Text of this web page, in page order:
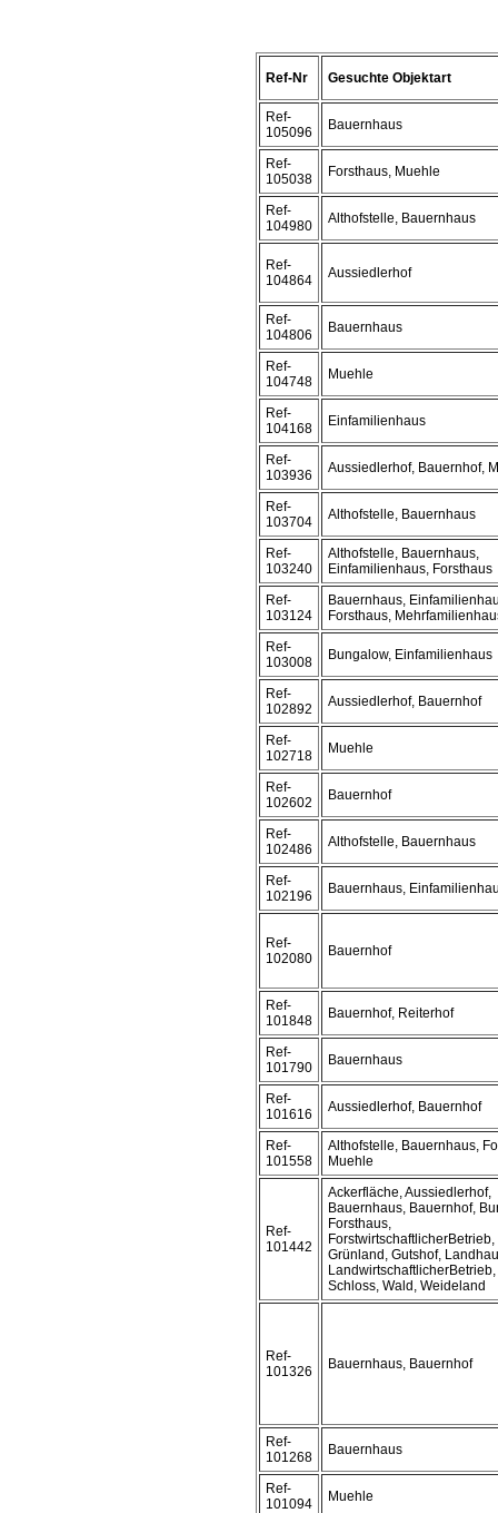
Ref-Nr Gesuchte Objektart
Ref-
105096
Bauernhaus
Ref-
105038
Forsthaus, Muehle
Ref-
104980
Althofstelle, Bauernhaus
Ref-
104864
Aussiedlerhof
Ref-
104806
Bauernhaus
Ref-
104748
Muehle
Ref-
104168
Einfamilienhaus
Ref-
103936
Aussiedlerhof, Bauernhof,
Ref-
103704
Althofstelle, Bauernhaus
Ref-
103240
Althofstelle, Bauernhaus,
Einfamilienhaus, Forsthaus
Ref-
103124
Bauernhaus,
Forsthaus,
Ref-
103008
Bungalow, Einfamilienhaus
Ref-
102892
Aussiedlerhof, Bauernhof
Ref-
102718
Muehle
Ref-
102602
Bauernhof
Ref-
102486
Althofstelle, Bauernhaus
Ref-
102196
Bauernhaus,
Ref-
102080
Bauernhof
Ref-
101848
Bauernhof, Reiterhof
Ref-
101790
Bauernhaus
Ref-
101616
Aussiedlerhof, Bauernhof
Ref-
101558
Althofstelle, Bauernhaus,
Muehle
Ref-
101442
Ackerfläche, Aussiedlerhof,
Bauernhaus, Bauernhof,
Forsthaus,
ForstwirtschaftlicherBetrieb,
Grünland, Gutshof,
Schloss, Wald, Weideland
Ref-
101326
Bauernhaus, Bauernhof
Ref-
101268
Bauernhaus
Ref-
101094
Muehle